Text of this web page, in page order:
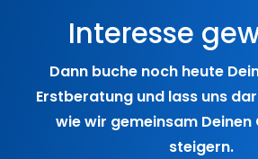
Interesse
Dann buche noch heute
Erstberatung und lass uns
wie wir gemeinsam Deinen
steigern.